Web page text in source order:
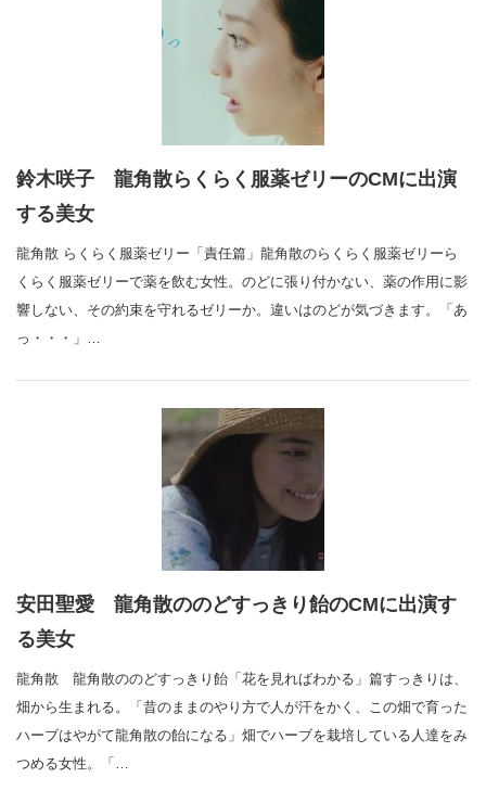
鈴木咲子 龍角散らくらく服薬ゼリーのCMに出演
する美女
龍角散 らくらく服薬ゼリー「責任篇」龍角散のらくらく服薬ゼリーら
くらく服薬ゼリーで薬を飲む女性。のどに張り付かない、薬の作用に影
響しない、その約束を守れるゼリーか。違いはのどが気づきます。「あ
っ・・・」…
安田聖愛 龍角散ののどすっきり飴のCMに出演す
る美女
龍角散 龍角散ののどすっきり飴「花を見ればわかる」篇すっきりは、
畑から生まれる。「昔のままのやり方で人が汗をかく、この畑で育った
ハーブはやがて龍角散の飴になる」畑でハーブを栽培している人達をみ
つめる女性。「…